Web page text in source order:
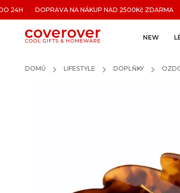
24H DOPRAVA NA NÁKUP NAD 2500Kč ZDARMA
NEW
DOMŮ / LIFESTYLE / DOPLŇKY /